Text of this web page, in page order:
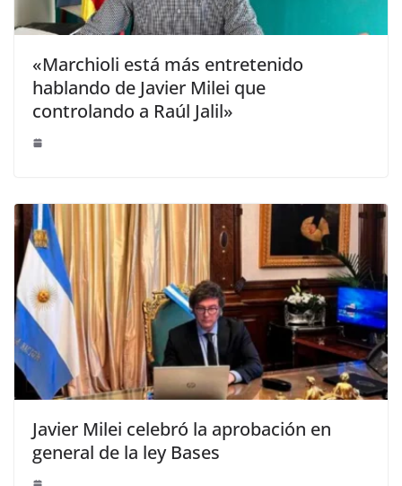
«Marchioli está más entretenido
hablando de Javier Milei que
controlando a Raúl Jalil»
Javier Milei celebró la aprobación en
general de la ley Bases